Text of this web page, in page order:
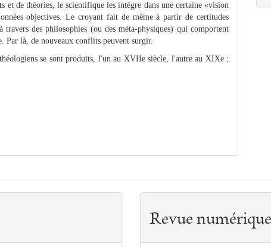
et de théories, le scientifique les intègre dans une certaine «vision
objectives. Le croyant fait de même à partir de certitudes
des philosophies (ou des méta-physiques) qui comportent
Par là, de nouveaux conflits peuvent surgir.
se sont produits, l'un au XVIIe siècle, l'autre au XIXe ;
Revue numérique